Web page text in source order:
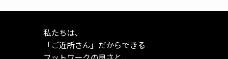
私たちは、
「ご近所さん」だからできる